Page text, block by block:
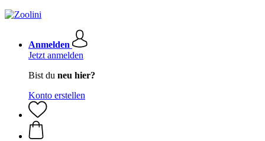
Anmelden
Jetzt anmelden
Bist du neu hier?
Konto erstellen